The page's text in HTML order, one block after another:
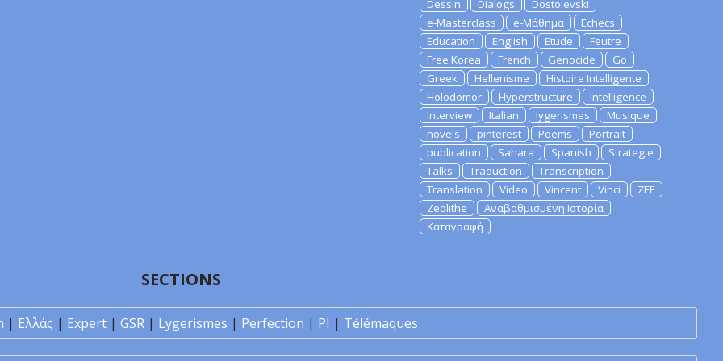
Dessin
Dialogs
Dostoievski
e-Masterclass
e-Μάθημα
Echecs
Education
English Etude
Feutre
Free Korea
French Genocide
Go
Greek
Hellenisme
Histoire Intelligente
Holodomor
Hyperstructure
Intelligence
Interview
Italian lygerismes
Musique
novels
pinterest Poems
Portrait
publication
Sahara Spanish
Strategie
Talks
Traduction
Transcription
Translation
Video Vincent Vinci
ZEE
Zeolithe
Αναβαθμισμένη Ιστορία
Καταγραφή
SECTIONS
| Ελλάς | Expert | GSR | Lygerismes | Perfection | PI | Télémaques